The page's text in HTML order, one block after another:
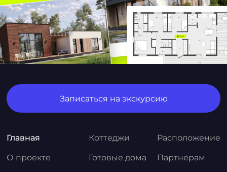
Записаться на экскурсию
Главная
О проекте
Коттеджи
Готовые дома
Расположение
Партнерам